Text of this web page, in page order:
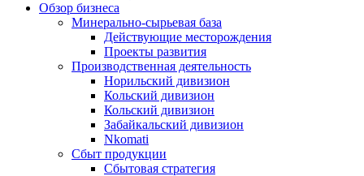
Обзор бизнеса
Минерально-сырьевая база
Действующие месторождения
Проекты развития
Производственная деятельность
Норильский дивизион
Кольский дивизион
Кольский дивизион
Забайкальский дивизион
Nkomati
Сбыт продукции
Сбытовая стратегия